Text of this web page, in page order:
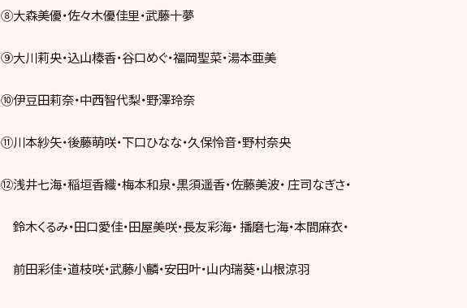
⑧大森美優・佐々木優佳里・武藤十夢
⑨大川莉央・込山榛香・谷口めぐ・福岡聖菜・湯本亜美
⑩伊豆田莉奈・中西智代梨・野澤玲奈
⑪川本紗矢・後藤萌咲・下口ひなな・久保怜音・野村奈央
⑫浅井七海・稲垣香織・梅本和泉・黒須遥香・佐藤美波・ 庄司なぎさ・
鈴木くるみ・田口愛佳・田屋美咲・長友彩海・ 播磨七海・本間麻衣・
前田彩佳・道枝咲・武藤小麟・安田叶・山内瑞葵・山根涼羽